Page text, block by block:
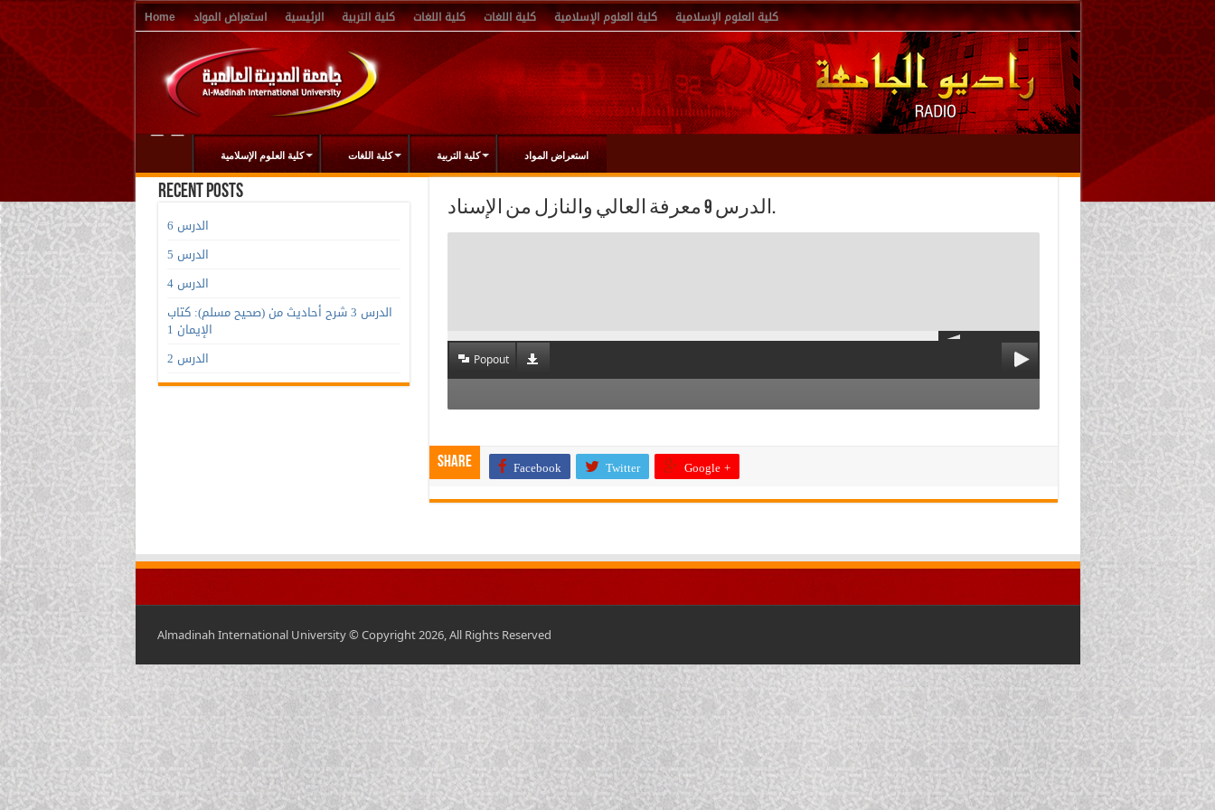
Home استعراض المواد الرئيسية كلية التربية كلية اللغات كلية اللغات كلية العلوم الإسلامية كلية العلوم الإسلامية
كلية العلوم الإسلامية كلية اللغات كلية التربية استعراض المواد
الدرس 9 معرفة العالي والنازل من الإسناد.
Popout
Share Facebook Twitter Google +
Recent Posts
الدرس 6
الدرس 5
الدرس 4
الدرس 3 شرح أحاديث من (صحيح مسلم): كتاب
الإيمان 1
الدرس 2
Almadinah International University © Copyright 2026, All Rights Reserved